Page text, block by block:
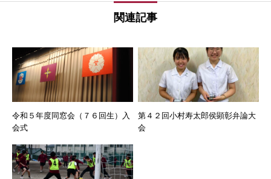
関連記事
令和５年度同窓会（７６回生）入
会式
第４２回小村寿太郎侯顕彰弁論大
会